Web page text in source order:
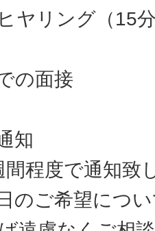
ヤリング（15
の面接
知
程度で通知致
のご希望につ